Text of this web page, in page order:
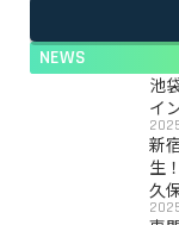
NEWS
池
イ
新
生
久